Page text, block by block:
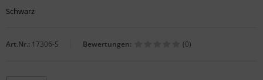
Schwarz
Art.Nr.: 17306-S Bewertungen: (0)